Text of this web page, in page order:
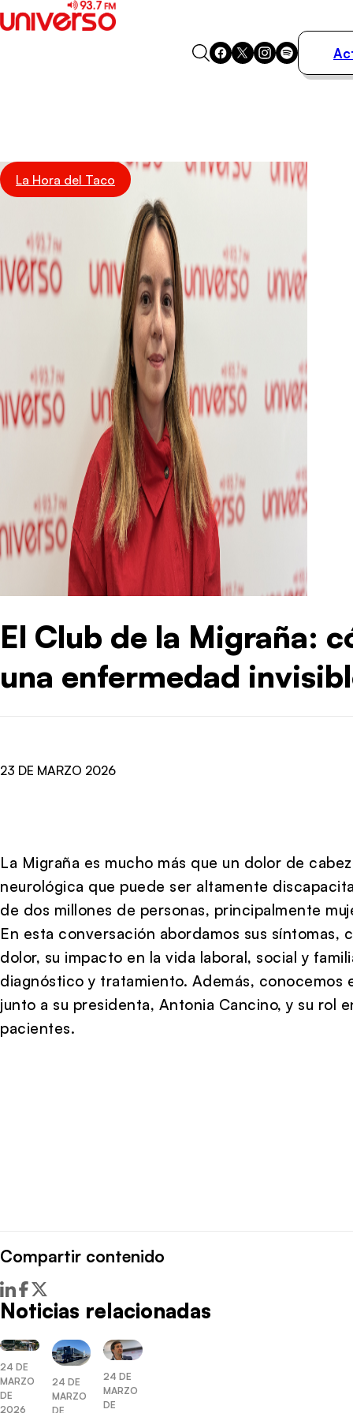
Podcasts
Destacados
La Hora del Taco
El Club de la Migraña:
una enfermedad
23 DE MARZO 2026
La Migraña es mucho más que un dolor de
neurológica que puede ser altamente
de dos millones de personas, principalmente
En esta conversación abordamos sus
dolor, su impacto en la vida laboral, social y
diagnóstico y tratamiento. Además, conocemos
junto a su presidenta, Antonia Cancino, y su rol
pacientes.
Compartir contenido
Noticias relacionadas
24 DE
MARZO
DE
2026
24 DE
MARZO
DE
24 DE
MARZO
DE